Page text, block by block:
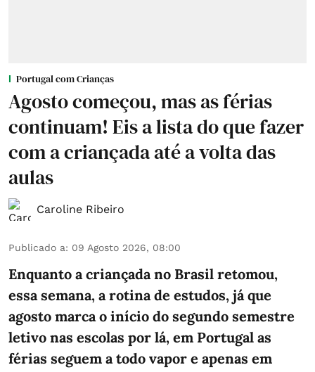
Portugal com Crianças
Agosto começou, mas as férias
continuam! Eis a lista do que fazer
com a criançada até a volta das
aulas
Caroline Ribeiro
Publicado a: 09 Agosto 2026, 08:00
Enquanto a criançada no Brasil retomou,
essa semana, a rotina de estudos, já que
agosto marca o início do segundo semestre
letivo nas escolas por lá, em Portugal as
férias seguem a todo vapor e apenas em